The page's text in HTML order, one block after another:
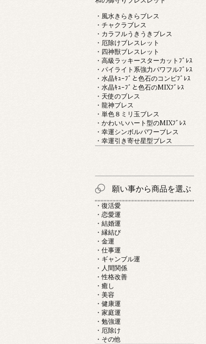
・風水きらきらブレス
・チャクラブレス
・カラフルうきうきブレス
・厄除けブレスレット
・四神獣ブレスレット
・高級ラッキースターカットﾌﾞﾚｽ
・パイライト系強力パワフルﾌﾞﾚｽ
・水晶ｷｭｰﾌﾞと色石のコンビﾌﾞﾚｽ
・水晶ｷｭｰﾌﾞと色石のMIXﾌﾞﾚｽ
・天使のブレス
・龍神ブレス
・単色８ミリ玉ブレス
・かわいいハート型のMIXﾌﾞﾚｽ
・幸運シンボルパワーブレス
・幸運引き寄せ星型ブレス
願い事から商品を選ぶ
・復活愛
・恋愛運
・結婚運
・縁結び
・金運
・仕事運
・ギャンブル運
・人間関係
・性格改善
・癒し
・美容
・健康運
・家庭運
・勉強運
・厄除け
・その他